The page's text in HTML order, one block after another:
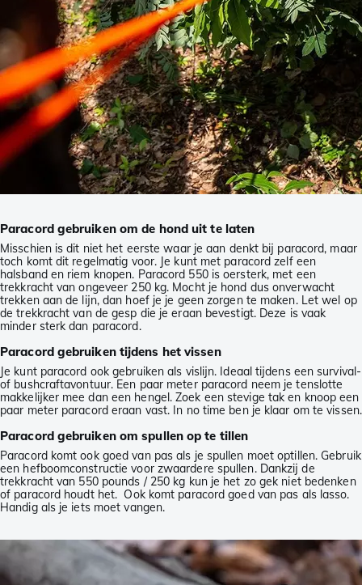
Paracord gebruiken om de hond uit te laten
Misschien is dit niet het eerste waar je aan denkt bij paracord, maar
toch komt dit regelmatig voor. Je kunt met paracord zelf een
halsband en riem knopen. Paracord 550 is oersterk, met een
trekkracht van ongeveer 250 kg. Mocht je hond dus onverwacht
trekken aan de lijn, dan hoef je je geen zorgen te maken. Let wel op
de trekkracht van de gesp die je eraan bevestigt. Deze is vaak
minder sterk dan paracord.
Paracord gebruiken tijdens het vissen
Je kunt paracord ook gebruiken als vislijn. Ideaal tijdens een survival-
of bushcraftavontuur. Een paar meter paracord neem je tenslotte
makkelijker mee dan een hengel. Zoek een stevige tak en knoop een
paar meter paracord eraan vast. In no time ben je klaar om te vissen.
Paracord gebruiken om spullen op te tillen
Paracord komt ook goed van pas als je spullen moet optillen. Gebruik
een hefboomconstructie voor zwaardere spullen. Dankzij de
trekkracht van 550 pounds / 250 kg kun je het zo gek niet bedenken
of paracord houdt het. Ook komt paracord goed van pas als lasso.
Handig als je iets moet vangen.